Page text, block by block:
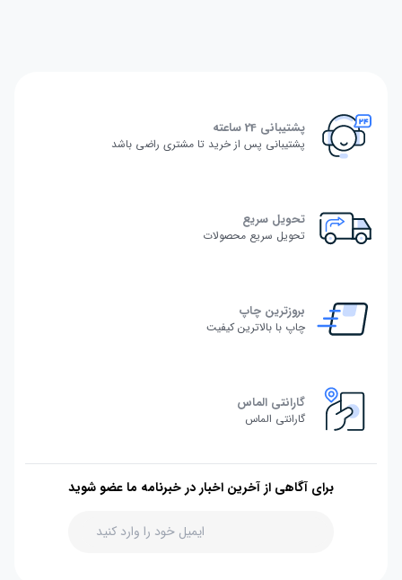
پشتیبانی 24 ساعته
پشتیبانی پس از خرید تا مشتری راضی باشد
تحویل سریع
تحویل سریع محصولات
بروزترین چاپ
چاپ با بالاترین کیفیت
گارانتی الماس
گارانتی الماس
برای آگاهی از آخرین اخبار در خبرنامه ما عضو شوید